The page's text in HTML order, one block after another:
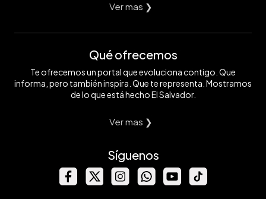
Ver mas ❯
Qué ofrecemos
Te ofrecemos un portal que evoluciona contigo. Que
informa, pero también inspira. Que te representa. Mostramos
de lo que está hecho El Salvador.
Ver mas ❯
Síguenos